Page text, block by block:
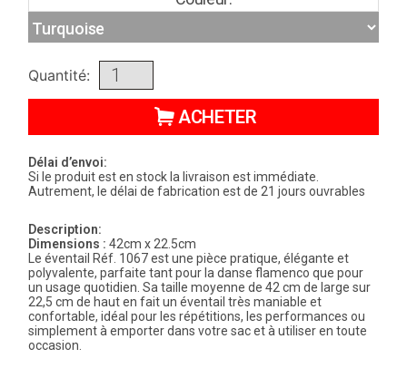
Quantité:
ACHETER
Délai d’envoi:
Si le produit est en stock la livraison est immédiate.
Autrement, le délai de fabrication est de 21 jours ouvrables
Description:
Dimensions : 42cm x 22.5cm
Le éventail Réf. 1067 est une pièce pratique, élégante et
polyvalente, parfaite tant pour la danse flamenco que pour
un usage quotidien. Sa taille moyenne de 42 cm de large sur
22,5 cm de haut en fait un éventail très maniable et
confortable, idéal pour les répétitions, les performances ou
simplement à emporter dans votre sac et à utiliser en toute
occasion.